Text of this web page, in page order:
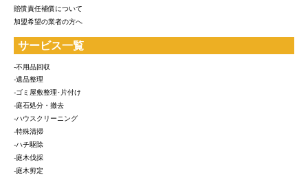
賠償責任補償について
加盟希望の業者の方へ
サービス一覧
-不用品回収
-遺品整理
-ゴミ屋敷整理･片付け
-庭石処分・撤去
-ハウスクリーニング
-特殊清掃
-ハチ駆除
-庭木伐採
-庭木剪定